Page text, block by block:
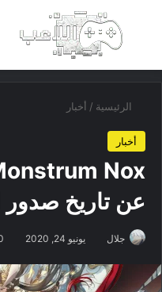
بحث عن
الرئيسية / أخبار
أخبار
عن تاريخ صدور
جلال يونيو 24, 2020